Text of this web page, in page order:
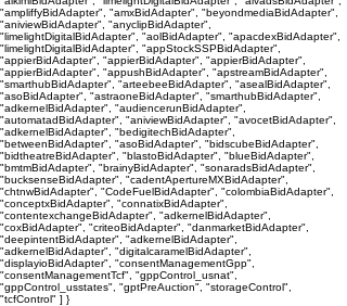
"ampliffyBidAdapter", "amxBidAdapter", "beyondmediaBidAdapter",
"aniviewBidAdapter", "anyclipBidAdapter",
"limelightDigitalBidAdapter", "aolBidAdapter", "apacdexBidAdapter",
"limelightDigitalBidAdapter", "appStockSSPBidAdapter",
"appierBidAdapter", "appierBidAdapter", "appierBidAdapter",
"appierBidAdapter", "appushBidAdapter", "apstreamBidAdapter",
"smarthubBidAdapter", "arteebeeBidAdapter", "asealBidAdapter",
"asoBidAdapter", "astraoneBidAdapter", "smarthubBidAdapter",
"adkernelBidAdapter", "audiencerunBidAdapter",
"automatadBidAdapter", "aniviewBidAdapter", "avocetBidAdapter",
"adkernelBidAdapter", "bedigitechBidAdapter",
"betweenBidAdapter", "asoBidAdapter", "bidscubeBidAdapter",
"bidtheatreBidAdapter", "blastoBidAdapter", "blueBidAdapter",
"bmtmBidAdapter", "brainyBidAdapter", "sonaradsBidAdapter",
"bucksenseBidAdapter", "cadentApertureMXBidAdapter",
"chtnwBidAdapter", "CodeFuelBidAdapter", "colombiaBidAdapter",
"conceptxBidAdapter", "connatixBidAdapter",
"contentexchangeBidAdapter", "adkernelBidAdapter",
"coxBidAdapter", "criteoBidAdapter", "danmarketBidAdapter",
"deepintentBidAdapter", "adkernelBidAdapter",
"adkernelBidAdapter", "digitalcaramelBidAdapter",
"displayioBidAdapter", "consentManagementGpp",
"consentManagementTcf", "gppControl_usnat",
"gppControl_usstates", "gptPreAuction", "storageControl",
"tcfControl" ] }